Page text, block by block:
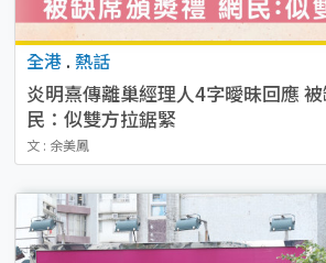
全港 . 熱話
炎明熹傳離巢經理人4字曖昧回應
民：似雙方拉鋸緊
文 : 余美鳳